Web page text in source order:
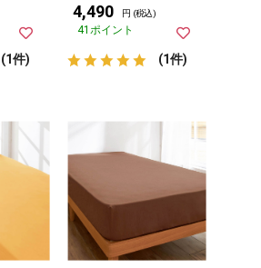
(1件)
4,490 円 (税込)
41ポイント
(1件)